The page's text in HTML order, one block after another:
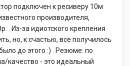
подключен к ресиверу 10м
производителя,
. Из-за идиотского крепления
но, к счастью, все получилось
до этого :) . Резюме: по
качество - это идеальный